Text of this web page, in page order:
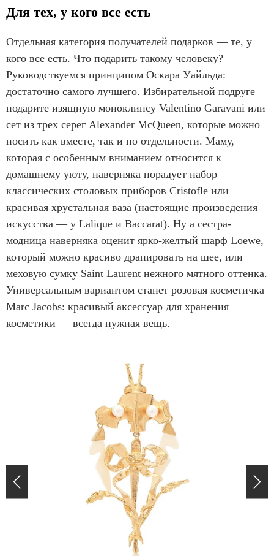
e
m
1
o
f
1
0
Для тех, у кого все есть
Отдельная категория получателей подарков — те, у
кого все есть. Что подарить такому человеку?
Руководствуемся принципом Оскара Уайльда:
достаточно самого лучшего. Избирательной подруге
подарите изящную моноклипсу Valentino Garavani или
сет из трех серег Alexander McQueen, которые можно
носить как вместе, так и по отдельности. Маму,
которая с особенным вниманием относится к
домашнему уюту, наверняка порадует набор
классических столовых приборов Cristofle или
красивая хрустальная ваза (настоящие произведения
искусства — у Lalique и Baccarat). Ну а сестра-
модница наверняка оценит ярко-желтый шарф Loewe,
который можно красиво драпировать на шее, или
меховую сумку Saint Laurent нежного мятного оттенка.
Универсальным вариантом станет розовая косметичка
Marc Jacobs: красивый аксессуар для хранения
косметики — всегда нужная вещь.